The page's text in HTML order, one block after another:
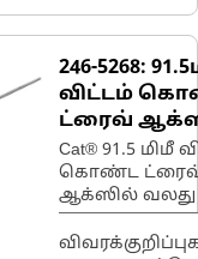
246-5268:
விட்டம்
ட்ரைவ்
ஷாஃப்ட்
Cat® 91.5 மிமீ
கொண்ட
ஆக்ஸில்
எஃகு
57 பல்